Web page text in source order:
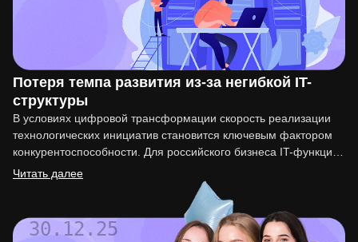
Потеря темпа развития из-за негибкой IT-
структуры
В условиях цифровой трансформации скорость реализации
технологических инициатив становится ключевым фактором
конкурентоспособности. Для российского бизнеса IT-функция
перестала быть вспомогательной. Она напрямую влияет на
Читать далее
30.12.25